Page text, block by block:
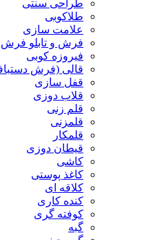
طراحی سنتی
طلاکوبی
علامت سازی
فرش و تابلو فرش
فیروزه کوبی
قالی (فرش
قفل سازی
قلاب دوزی
قلم زنی
قلمزنی
قلمکار
قیطان دوزی
کاشی
کاغذ پوستی
کلاقه ای
کنده کاری
کوفته گری
گبه